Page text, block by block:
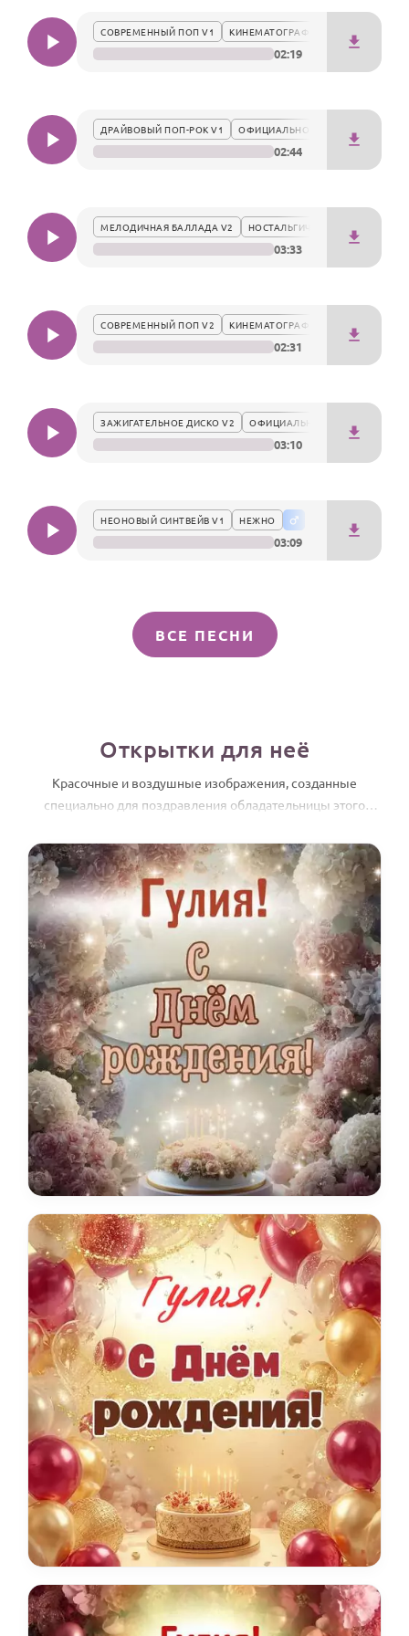
выразить искренние чувства через музыку.
СОВРЕМЕННЫЙ ПОП V1 КИНЕМАТОГРАФИЧНО
02:19
ДРАЙВОВЫЙ ПОП-РОК V1 ОФИЦИАЛЬНО
02:44
МЕЛОДИЧНАЯ БАЛЛАДА V2 НОСТАЛЬГИЧЕСКИ
03:33
СОВРЕМЕННЫЙ ПОП V2 КИНЕМАТОГРАФИЧНО
02:31
ЗАЖИГАТЕЛЬНОЕ ДИСКО V2 ОФИЦИАЛЬНО
03:10
НЕОНОВЫЙ СИНТВЕЙВ V1 НЕЖНО
03:09
ВСЕ ПЕСНИ
Открытки для неё
Красочные и воздушные изображения, созданные
специально для поздравления обладательницы этого